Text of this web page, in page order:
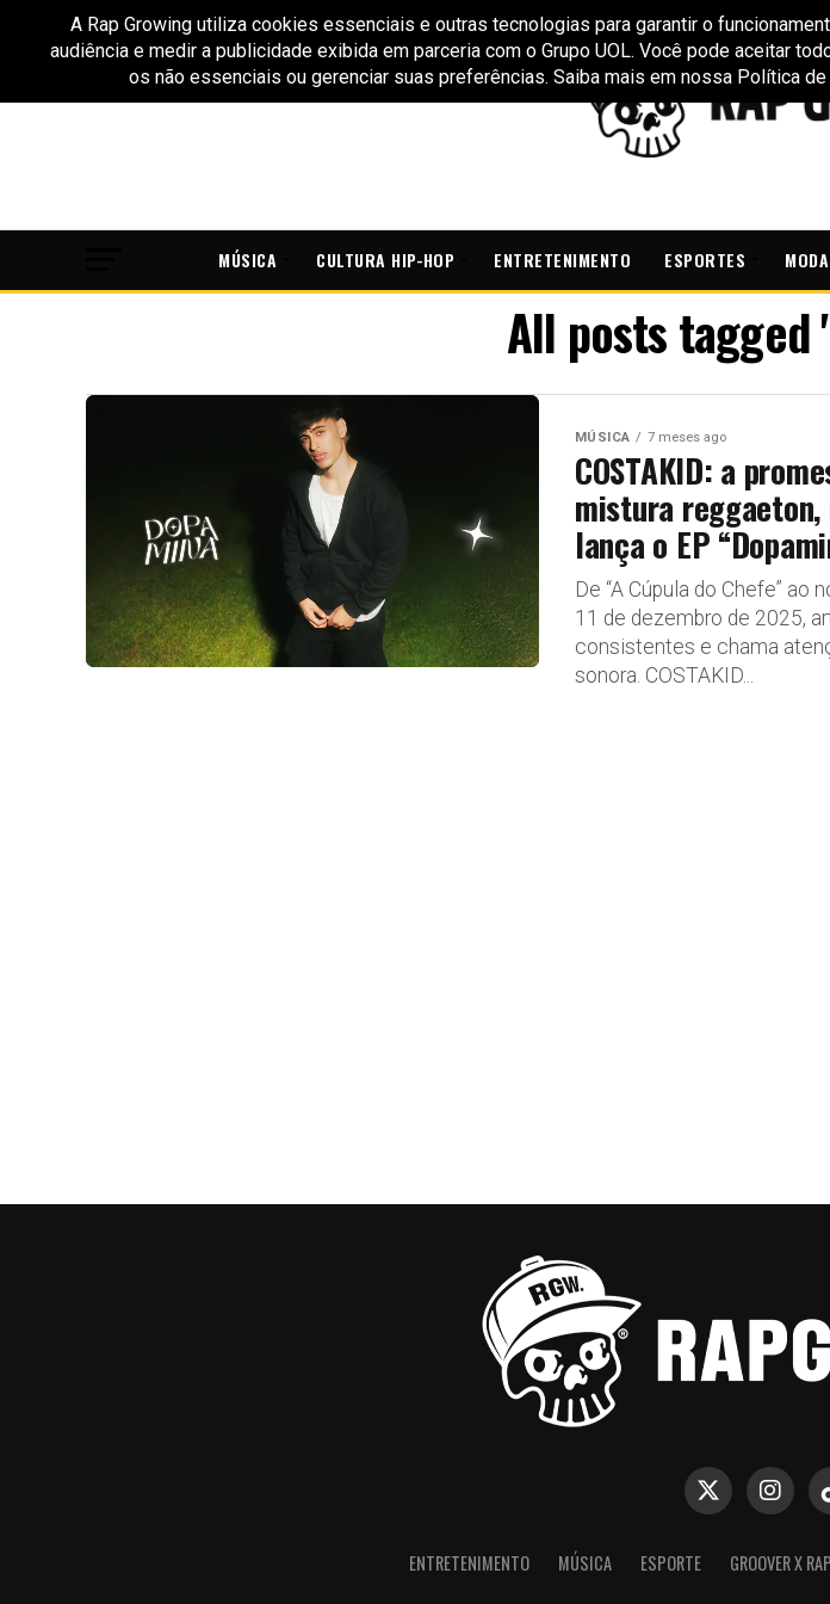
MÚSICA CULTURA HIP-HOP ENTRETENIMENTO ESPORTES
All posts
MÚSICA 7 meses ago
COSTAKID: a
mistura
lança o EP
De “A Cúpula do Chefe” ao
11 de dezembro de 2025,
consistentes e chama
sonora. COSTAKID...
ENTRETENIMENTO MÚSICA ESPORTE GROOVER X